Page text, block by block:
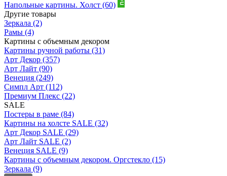
Напольные картины. Холст (60)
Другие товары
Зеркала (2)
Рамы (4)
Картины с объемным декором
Картины ручной работы (31)
Арт Декор (357)
Арт Лайт (90)
Венеция (249)
Симпл Арт (112)
Премиум Плекс (22)
SALE
Постеры в раме (84)
Картины на холсте SALE (32)
Арт Декор SALE (29)
Арт Лайт SALE (2)
Венеция SALE (9)
Картины с объемным декором. Оргстекло (15)
Зеркала (9)